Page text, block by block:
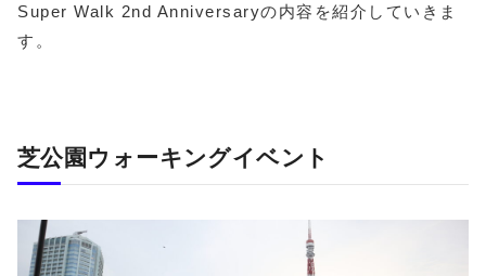
Super Walk 2nd Anniversaryの内容を紹介していきま
す。
芝公園ウォーキングイベント